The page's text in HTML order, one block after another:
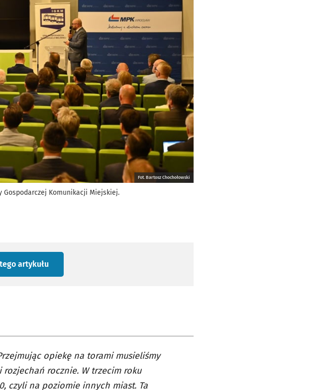
Fot. Bartosz Chochołowski
Gospodarczej Komunikacji Miejskiej.
tego artykułu
opiekę na torami musieliśmy
rocznie. W trzecim roku
czyli na poziomie innych miast. Ta